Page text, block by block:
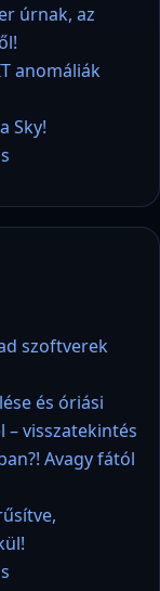
úrnak, az
anomáliák
Sky!
szoftverek
és óriási
– visszatekintés
Avagy fától